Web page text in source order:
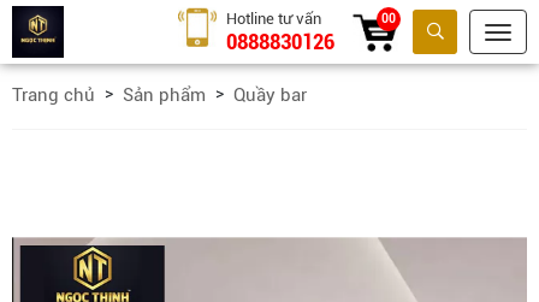
Tìm kiếm
Hotline tư vấn
0888830126
00
Trang chủ Sản phẩm Quầy bar